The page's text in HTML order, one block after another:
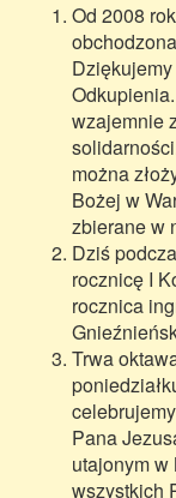
Od 2008
wzajemnie
można
Bożej w
zbierane w
Dziś
rocznicę I
rocznica
Trwa
Pana
utajonym
wszystkich